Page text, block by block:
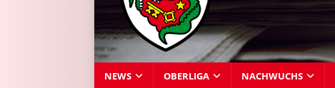
NEWS OBERLIGA NACHWUCHS